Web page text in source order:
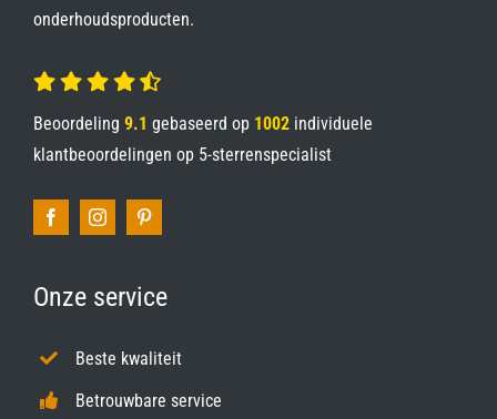
onderhoudsproducten.
Beoordeling 9.1 gebaseerd op 1002individuele
klantbeoordelingen op 5-sterrenspecialist
Onze service
Beste kwaliteit
Betrouwbare service